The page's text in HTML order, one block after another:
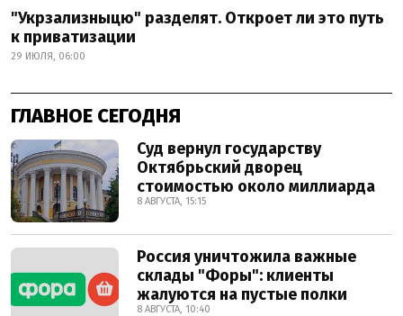
"Укрзализныцю" разделят. Откроет ли это путь
к приватизации
29 ИЮЛЯ, 06:00
ГЛАВНОЕ СЕГОДНЯ
Суд вернул государству
Октябрьский дворец
стоимостью около миллиарда
8 АВГУСТА, 15:15
Россия уничтожила важные
склады "Форы": клиенты
жалуются на пустые полки
8 АВГУСТА, 10:40